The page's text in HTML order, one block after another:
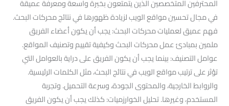
المحترفين المتخصصين الذين يتمتعون بخبرة واسعة ومعرفة عميقة
في مجال تحسين مواقع الويب لزيادة ظهورها في نتائج محركات البحث.
فهم عميق لعمليات محركات البحث: يجب أن يكون أعضاء الفريق
ملمين بمبادئ عمل محركات البحث وكيفية تقييم وتصنيف المواقع.
عوامل التصنيف: بينما يجب أن يكون الفريق على دراية بالعوامل التي
تؤثر على ترتيب مواقع الويب في نتائج البحث، مثل الكلمات الرئيسية.
والروابط الخارجية، والمحتوى الجودة، وسرعة التحميل. وتجربة
المستخدم، وغيرها. تحليل الخوارزميات: كذلك يجب أن يكون الفريق